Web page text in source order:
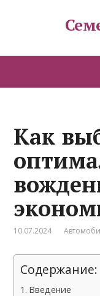
Как
10.07.2024
Содержание:
Введение